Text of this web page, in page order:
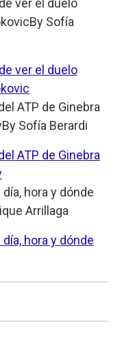
ver el duelo
By Sofía
ver el duelo
ATP de Ginebra
By Sofía Berardi
ATP de Ginebra
hora y dónde
Arrillaga
hora y dónde